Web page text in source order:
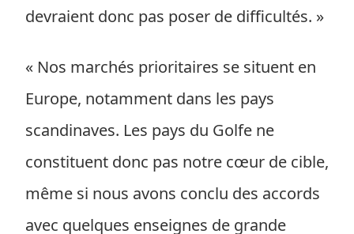
devraient donc pas poser de difficultés. »
« Nos marchés prioritaires se situent en
Europe, notamment dans les pays
scandinaves. Les pays du Golfe ne
constituent donc pas notre cœur de cible,
même si nous avons conclu des accords
avec quelques enseignes de grande